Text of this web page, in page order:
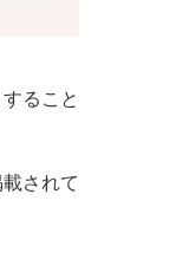
ること
されて